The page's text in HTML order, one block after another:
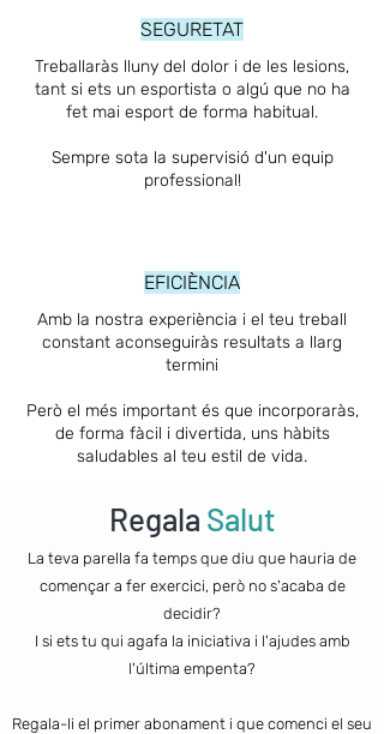
SEGURETAT
Treballaràs lluny del dolor i de les lesions,
tant si ets un esportista o algú que no ha
fet mai esport de forma habitual.
Sempre sota la supervisió d'un equip
professional!
EFICIÈNCIA
Amb la nostra experiència i el teu treball
constant aconseguiràs resultats a llarg
termini
Però el més important és que incorporaràs,
de forma fàcil i divertida, uns hàbits
saludables al teu estil de vida.
Regala Salut
La teva parella fa temps que diu que hauria de
començar a fer exercici, però no s'acaba de
decidir?
I si ets tu qui agafa la iniciativa i l'ajudes amb
l'última empenta?
Regala-li el primer abonament i que comenci el seu